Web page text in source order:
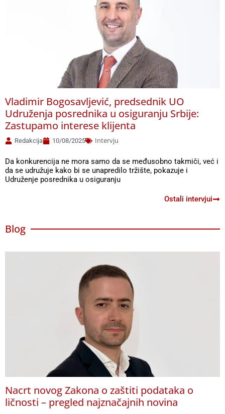
Vladimir Bogosavljević, predsednik UO
Udruženja posrednika u osiguranju Srbije:
Zastupamo interese klijenta
Redakcija 10/08/2025 Intervju
Da konkurencija ne mora samo da se međusobno takmiči, već i
da se udružuje kako bi se unapredilo tržište, pokazuje i
Udruženje posrednika u osiguranju
Ostali intervjui
Blog
Nacrt novog Zakona o zaštiti podataka o
ličnosti – pregled najznačajnih novina